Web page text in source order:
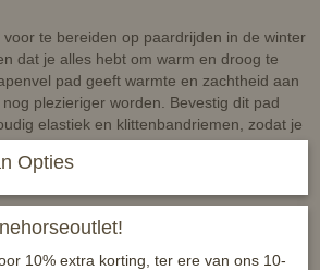
te bereiden op paardrijden in de winter
dat je alles hebt om warm en droog te
pad geeft warmte en zachtheid aan
plezieriger worden. Bevestig dit pad
elastiek en klittenbandriemen, zodat je
paardrijdt.
Opties
10% extra korting, ter ere van ons 10-